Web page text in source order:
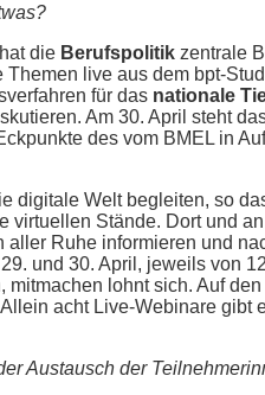
die Berufspolitik zentrale
live aus dem bpt-
für das nationale
Am 30. April steht
des vom BMEL in
digitale Welt begleiten, so
virtuellen Stände. Dort und
Ruhe informieren und
und 30. April, jeweils von
mitmachen lohnt sich. Auf
acht Live-Webinare gibt
Austausch der